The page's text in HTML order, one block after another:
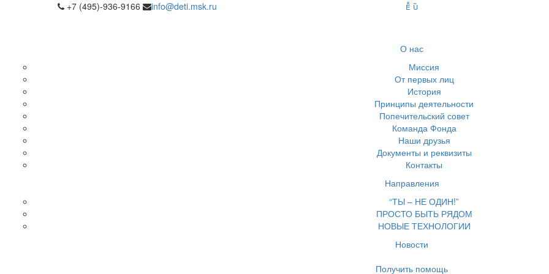
+7 (495)-936-9166
info@deti.msk.ru
О нас
Миссия
От первых лиц
История
Принципы деятельности
Попечительский совет
Команда Фонда
Наши друзья
Документы и реквизиты
Контакты
Направления
“ТЫ – НЕ ОДИН!”
ПРОСТО БЫТЬ РЯДОМ
НОВЫЕ ТЕХНОЛОГИИ
Новости
Получить помощь